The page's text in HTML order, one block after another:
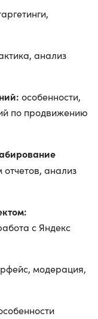
анализ
особенности,
по продвижению
анализ
с Яндекс
модерация,